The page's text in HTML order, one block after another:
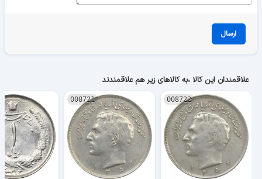
ارسال
علاقمندان این کالا ،به کالاهای زیر هم علاقمندند
008722
008721